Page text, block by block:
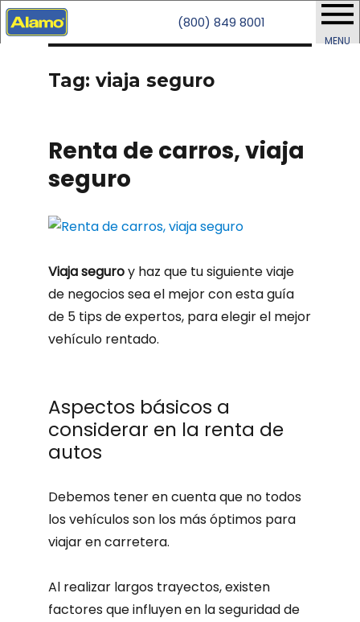
(800) 849 8001
MENU
Tag: viaja seguro
Renta de carros, viaja
seguro
Viaja seguroy haz que tu siguiente viaje
de negocios sea el mejor con esta guía
de 5 tips de expertos, para elegir el mejor
vehículo rentado.
Aspectos básicos a
considerar en la renta de
autos
Debemos tener en cuenta que no todos
los vehículos son los más óptimos para
viajar en carretera.
Al realizar largos trayectos, existen
factores que influyen en la seguridad de